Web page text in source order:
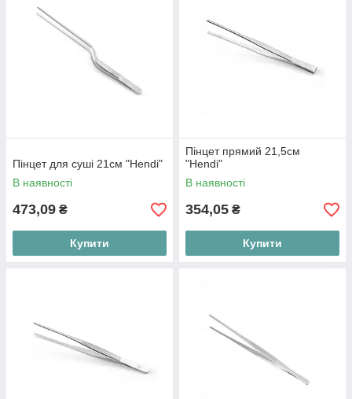
Пінцет для суші 21см "Hendi"
В наявності
473,09 ₴
Купити
Пінцет прямий 21,5см
"Hendi"
В наявності
354,05 ₴
Купити